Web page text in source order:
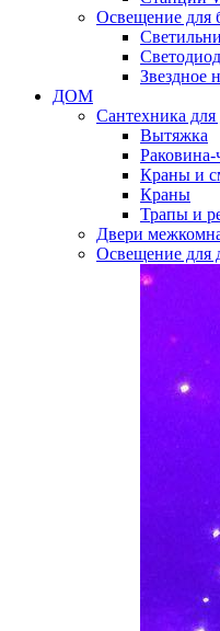
Освещение для
Звездное
ДОМ
Сантехника для
Вытяжка
Раковина-
Краны и
Краны
Трапы и
Двери
Освещение для